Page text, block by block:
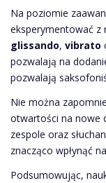
Na poziomie
eksperymentować z
glissando, vibrato
pozwalają na
pozwalają
Nie można
otwartości na nowe
zespole oraz
znacząco wpłynąć
Podsumowując,